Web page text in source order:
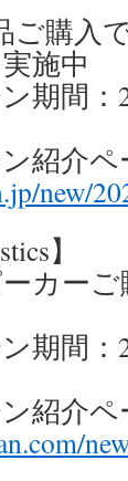
ご購入
施中
期間：
紹介ペ
new/
】
ーカー
期間：
紹介ペ